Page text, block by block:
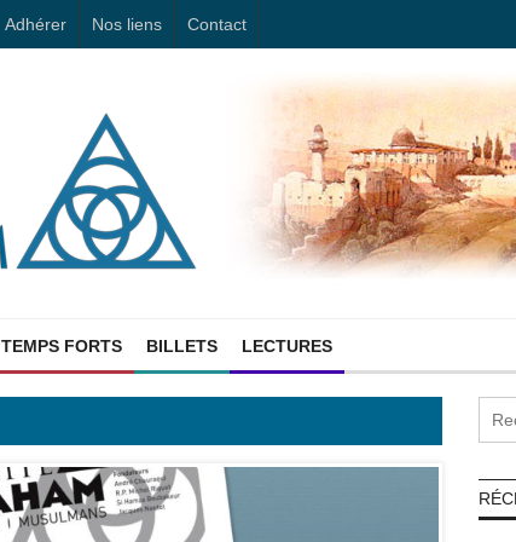
Adhérer Nos liens Contact
TEMPS FORTS BILLETS LECTURES